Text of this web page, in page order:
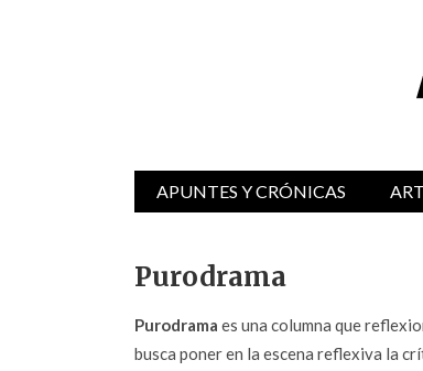
APUNTES Y CRÓNICAS
Purodrama
Purodrama es una columna que
busca poner en la escena reflexiva la